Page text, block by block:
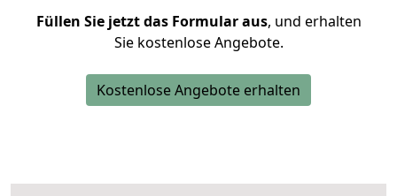
Füllen Sie jetzt das Formular aus, und erhalten
Sie kostenlose Angebote.
Kostenlose Angebote erhalten